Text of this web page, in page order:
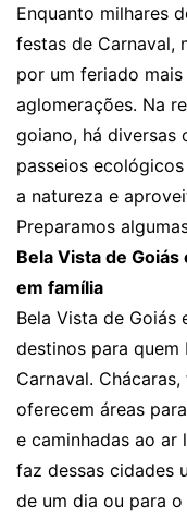
Enquanto milhares
festas de Carnaval,
por um feriado
aglomerações. Na
goiano, há diversas
passeios
a natureza e
Preparamos
Bela Vista de
em família
Bela Vista de Goiás
destinos para quem
Carnaval.
oferecem áreas
e caminhadas ao ar
faz dessas cidades
de um dia ou para